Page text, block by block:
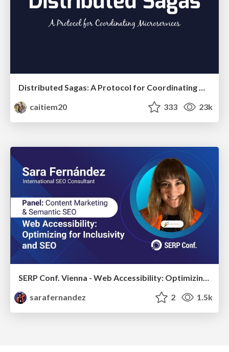
caitiem20
333 23k
SERP Conf. Vienna - Web Accessibility: Optimizing for Inclusivity and SEO
sarafernandez
2 1.5k